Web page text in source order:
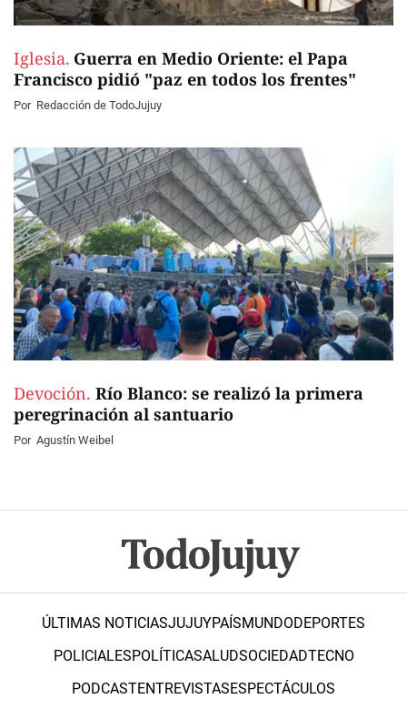
Iglesia. Guerra en Medio Oriente: el Papa
Francisco pidió "paz en todos los frentes"
Por Redacción de TodoJujuy
Devoción. Río Blanco: se realizó la primera
peregrinación al santuario
Por Agustín Weibel
ÚLTIMAS NOTICIASJUJUYPAÍSMUNDODEPORTES
POLICIALESPOLÍTICASALUDSOCIEDADTECNO
PODCASTENTREVISTASESPECTÁCULOS